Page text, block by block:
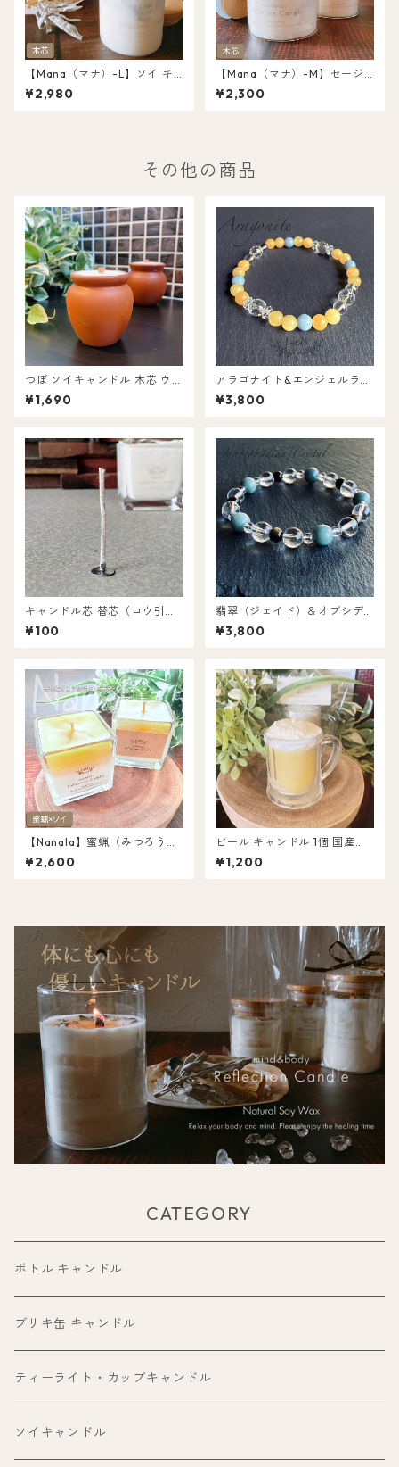
【Mana（マナ）-L】ソイ キ
ャンドル 木芯 ウッドウィック
パロサント＆ホワイトセージ
¥2,980
【Mana（マナ）-M】セージ
リーフ埋め込み 浄化 ソイ キャ
ンドル ウッドウィック（木
¥2,300
その他の商品
つぼ ソイキャンドル 木芯 ウッ
ドウィック 浄化 キャンドル
¥1,690
アラゴナイト&エンジェルライ
ト&水晶ブレスレット 16cm
（LARANCRG-1）
¥3,800
キャンドル芯 替芯（ロウ引き
済）約8cm 1本〜10本セット
¥100
翡翠（ジェイド）＆オブシデ
ィアン ブレスレット 16.5cm
（LHOBCR）
¥3,800
【Nanala】蜜蝋（みつろう）
ソイ ツートン キャンドル 浄化
キャンドル 天然アロマ L047
¥2,600
ビール キャンドル 1個 国産蜜
蝋（みつろう）×ソイワックス
L041
¥1,200
CATEGORY
ボトル キャンドル
ブリキ缶 キャンドル
ティーライト・カップキャンドル
ソイキャンドル